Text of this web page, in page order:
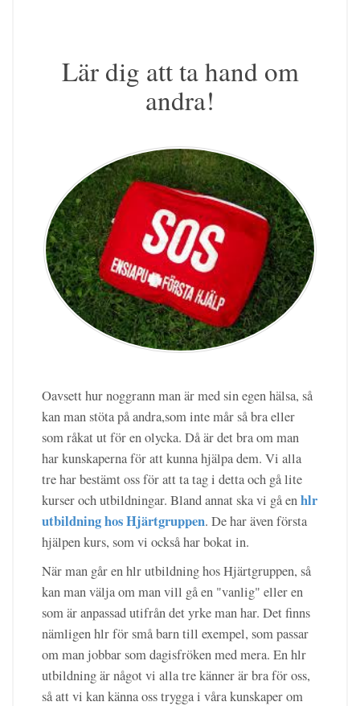
Lär dig att ta hand om
andra!
Oavsett hur noggrann man är med sin egen hälsa, så
kan man stöta på andra,som inte mår så bra eller
som råkat ut för en olycka. Då är det bra om man
har kunskaperna för att kunna hjälpa dem. Vi alla
tre har bestämt oss för att ta tag i detta och gå lite
kurser och utbildningar. Bland annat ska vi gå enhlr
utbildning hos Hjärtgruppen. De har även första
hjälpen kurs, som vi också har bokat in.
När man går en hlr utbildning hos Hjärtgruppen, så
kan man välja om man vill gå en "vanlig" eller en
som är anpassad utifrån det yrke man har. Det finns
nämligen hlr för små barn till exempel, som passar
om man jobbar som dagisfröken med mera. En hlr
utbildning är något vi alla tre känner är bra för oss,
så att vi kan känna oss trygga i våra kunskaper om